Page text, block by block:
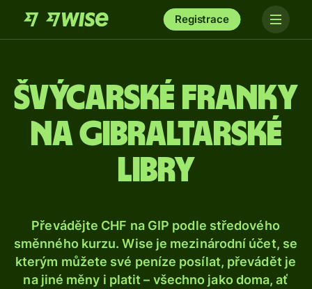
Registrace
Švýcarské franky
na gibraltarské
libry
Převádějte CHF na GIP podle středového
směnného kurzu. Wise je mezinárodní účet, se
kterým můžete své peníze posílat, převádět je
na jiné měny i platit – všechno jako doma, ať